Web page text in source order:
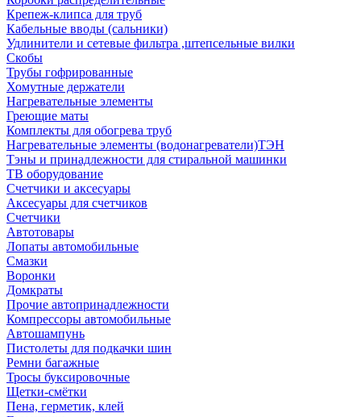
Крепеж-клипса для труб
Кабельные вводы (сальники)
Удлинители и сетевые фильтра ,штепсельные вилки
Скобы
Трубы гофрированные
Хомутные держатели
Нагревательные элементы
Греющие маты
Комплекты для обогрева труб
Нагревательные элементы (водонагреватели)ТЭН
Тэны и принадлежности для стиральной машинки
ТВ оборудование
Счетчики и аксесуары
Аксесуары для счетчиков
Счетчики
Автотовары
Лопаты автомобильные
Смазки
Воронки
Домкраты
Прочие автопринадлежности
Компрессоры автомобильные
Автошампунь
Пистолеты для подкачки шин
Ремни багажные
Тросы буксировочные
Щетки-смётки
Пена, герметик, клей